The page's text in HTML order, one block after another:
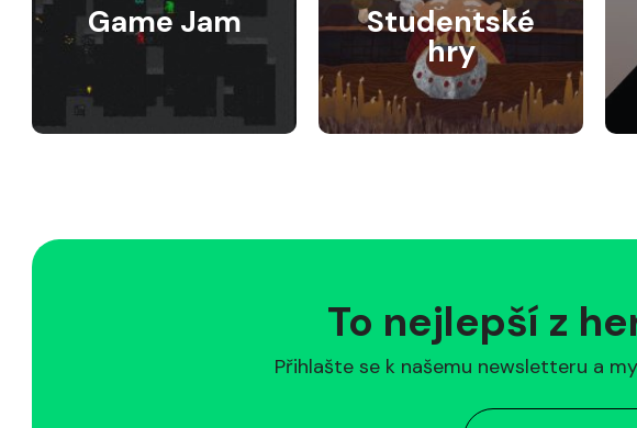
Game Jam Studentské
hry
To nejlepší z
Přihlašte se k našemu newsletteru a